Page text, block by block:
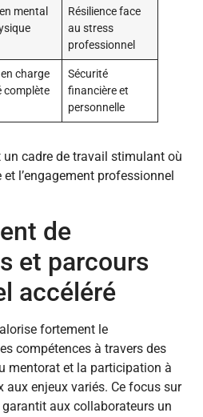
mental
Résilience face
au stress
professionnel
charge
complète
Sécurité
financière et
personnelle
cadre de travail stimulant où
l’engagement professionnel
de
et parcours
accéléré
fortement le
compétences à travers des
mentorat et la participation à
enjeux variés. Ce focus sur
aux collaborateurs un